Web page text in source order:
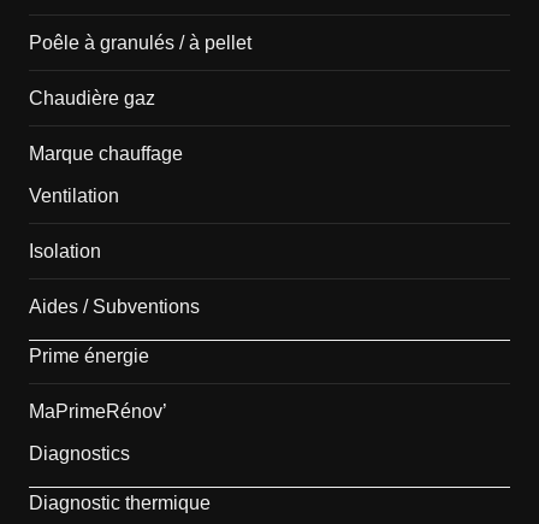
Poêle à granulés / à pellet
Chaudière gaz
Marque chauffage
Ventilation
Isolation
Aides / Subventions
Prime énergie
MaPrimeRénov’
Diagnostics
Diagnostic thermique